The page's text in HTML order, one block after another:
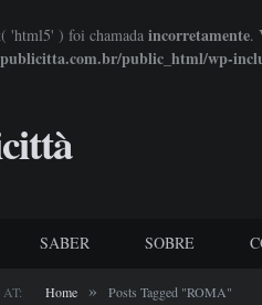
'html5' ) foi chamada incorretamente.
public_html/wp-
SABER SOBRE
Home » Posts Tagged "ROMA"